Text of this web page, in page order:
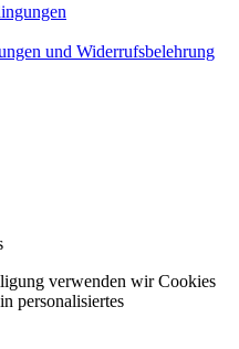
und Widerrufsbelehrung
verwenden wir Cookies
personalisiertes